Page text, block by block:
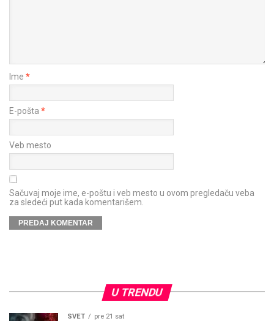
Ime *
E-pošta *
Veb mesto
Sačuvaj moje ime, e-poštu i veb mesto u ovom pregledaču veba
za sledeći put kada komentarišem.
U TRENDU
SVET pre 21 sat